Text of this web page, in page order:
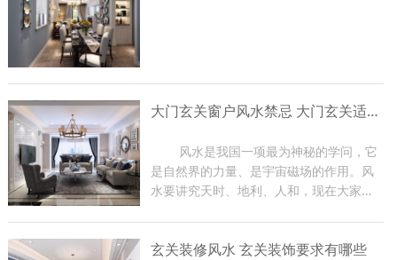
大门玄关窗户风水禁忌 大门玄关适合摆放什么
	风水是我国一项最为神秘的学问，它
是自然界的力量、是宇宙磁场的作用。风
水要讲究天时、地利、人和，现在大家在
装修时有很多禁忌。那么下面东游装饰的
玄关装修风水 玄关装饰要求有哪些